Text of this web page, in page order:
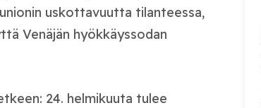
uskottavuutta tilanteessa,
Venäjän hyökkäyssodan
24. helmikuuta tulee